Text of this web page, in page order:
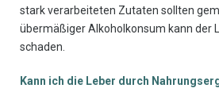
stark verarbeiteten Zutaten sollten
übermäßiger Alkoholkonsum kann der
schaden.
Kann ich die Leber durch